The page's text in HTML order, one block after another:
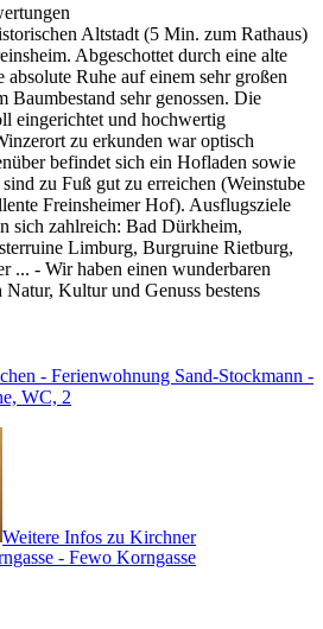
Altstadt (5 Min. zum Rathaus)
Abgeschottet durch eine alte
Ruhe auf einem sehr großen
Baumbestand sehr genossen. Die
eingerichtet und hochwertig
zu erkunden war optisch
befindet sich ein Hofladen sowie
zu Fuß gut zu erreichen (Weinstube
Freinsheimer Hof). Ausflugsziele
sich zahlreich: Bad Dürkheim,
Limburg, Burgruine Rietburg,
... - Wir haben einen wunderbaren
Kultur und Genuss bestens
- Ferienwohnung Sand-Stockmann -
WC, 2
Weitere Infos zu Kirchner
- Fewo Korngasse